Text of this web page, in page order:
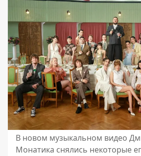
В новом музыкальном видео
Монатика снялись некоторые